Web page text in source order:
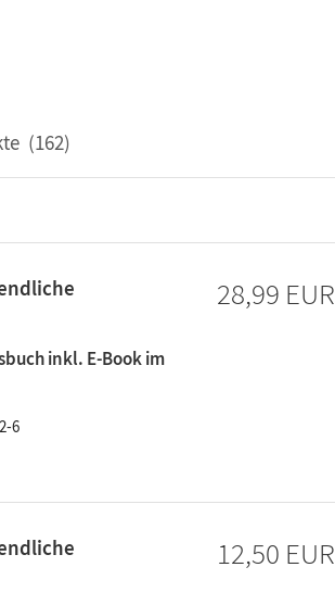
(162)
inkl. E-Book im
6
28,99 EUR
12,50 EUR